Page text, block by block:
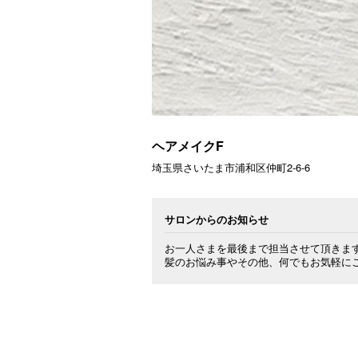
ヘアメイクF
埼玉県さいたま市浦和区仲町2-6-6
サロンからのお知らせ
お一人さまを最後まで担当させて頂きま